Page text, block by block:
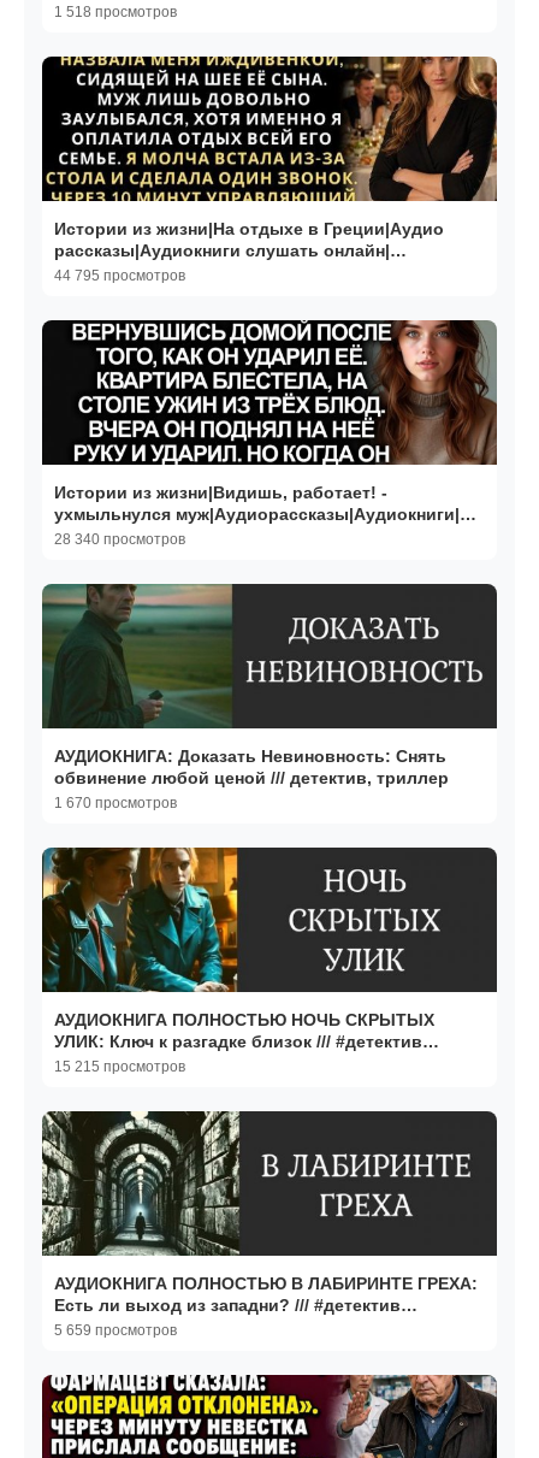
детектив, триллер
1 518 просмотров
Истории из жизни|На отдыхе в Греции|Аудио
рассказы|Аудиокниги слушать онлайн|
Жизненные истории
44 795 просмотров
Истории из жизни|Видишь, работает! -
ухмыльнулся муж|Аудиорассказы|Аудиокниги|
Реальные истории
28 340 просмотров
АУДИОКНИГА: Доказать Невиновность: Снять
обвинение любой ценой /// детектив, триллер
1 670 просмотров
АУДИОКНИГА ПОЛНОСТЬЮ НОЧЬ СКРЫТЫХ
УЛИК: Ключ к разгадке близок /// #детектив
#расследование
15 215 просмотров
АУДИОКНИГА ПОЛНОСТЬЮ В ЛАБИРИНТЕ ГРЕХА:
Есть ли выход из западни? /// #детектив
#триллер #нуар
5 659 просмотров